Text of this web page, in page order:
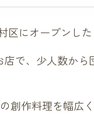
区にオープンした
で、少人数か
創作料理を幅広